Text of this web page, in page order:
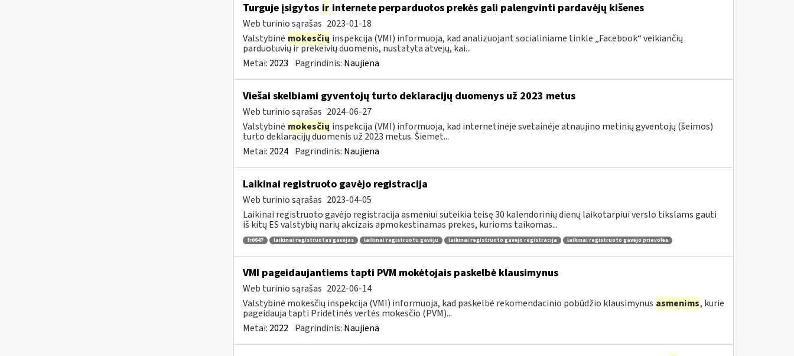
Turguje įsigytos irinternete perparduotos prekės gali palengvinti pardavėjų kišenes
Web turinio sąrašas 2023-01-18
Valstybinė mokesčių inspekcija (VMI) informuoja, kad analizuojant socialiniame tinkle „Facebook“ veikiančių
parduotuvių ir prekeivių duomenis, nustatyta atvejų, kai...
Metai: 2023 Pagrindinis: Naujiena
Viešai skelbiami gyventojų turto deklaracijų duomenys už 2023 metus
Web turinio sąrašas 2024-06-27
Valstybinė mokesčių inspekcija (VMI) informuoja, kad internetinėje svetainėje atnaujino metinių gyventojų (šeimos)
turto deklaracijų duomenis už 2023 metus. Šiemet...
Metai: 2024 Pagrindinis: Naujiena
Laikinai registruoto gavėjo registracija
Web turinio sąrašas 2023-04-05
Laikinai registruoto gavėjo registracija asmeniui suteikia teisę 30 kalendorinių dienų laikotarpiui verslo tikslams gauti
iš kitų ES valstybių narių akcizais apmokestinamas prekes, kurioms taikomas...
fr0647 laikinai registruotas gavėjas laikinai registruotu gavėju laikinai registruoto gavėjo registracija laikinai registruoto gavėjo prievolės
VMI pageidaujantiems tapti PVM mokėtojais paskelbė klausimynus
Web turinio sąrašas 2022-06-14
Valstybinė mokesčių inspekcija (VMI) informuoja, kad paskelbė rekomendacinio pobūdžio klausimynus asmenims, kurie
pageidauja tapti Pridėtinės vertės mokesčio (PVM)...
Metai: 2022 Pagrindinis: Naujiena